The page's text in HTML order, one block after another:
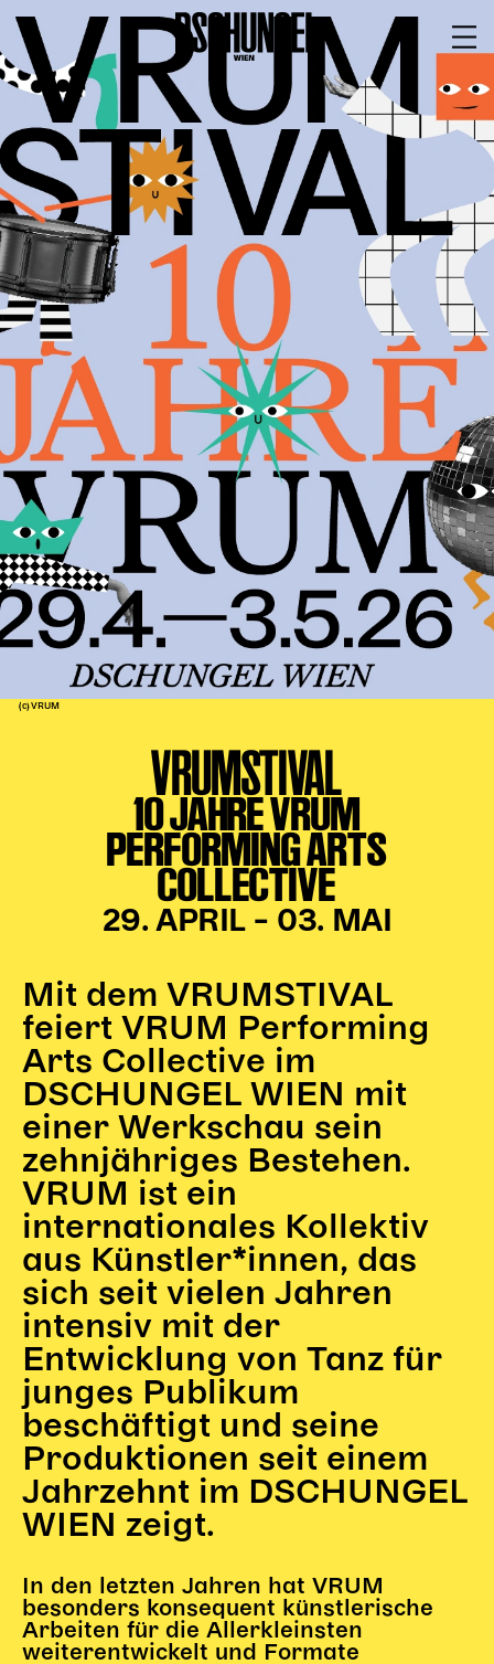
BARRIEREFREI
PROGRAMM
Spielplan
Vorstellungen
Festivals
Wild & Schön Festival
Gastspiele
Extras
Available for Touring
Archiv
MITSPIELEN
Macht Wahn Sinn
Kinder Kunst
Workshops
Abenteuernacht
Kinder-Redaktion
Junge Kunst
Next Generation
MAGMA 25/26
Dramaturgie + Stadt
Theaterwerkstätten
PÄDAGOGIK
Rund um den Vorstellungsbesuch
Begleitmaterial
TheaterPaket
Partnerklasse + Partnerschule
Schulabenteuernacht
Probenklasse
Theaterklasse
Vorstellungen für pädagogische Institutionen
Angebote für Pädagog*innen
PädagogikClub
Sommerfest
Open House
Newsletter für pädagogische Institutionen
DIGITALE BÜHNE
Gl!tch4
Wem gehört die Bühne?
HAUS
(c) VRUM
VRUMSTIVAL
10 JAHRE VRUM
PERFORMING ARTS
COLLECTIVE
29. APRIL – 03. MAI
Mit dem VRUMSTIVAL
feiert VRUM Performing
Arts Collective im
DSCHUNGEL WIEN mit
einer Werkschau sein
zehnjähriges Bestehen.
VRUM ist ein
internationales Kollektiv
aus Künstler*innen, das
sich seit vielen Jahren
intensiv mit der
Entwicklung von Tanz für
junges Publikum
beschäftigt und seine
Produktionen seit einem
Jahrzehnt im DSCHUNGEL
WIEN zeigt.
In den letzten Jahren hat VRUM
besonders konsequent künstlerische
Arbeiten für die Allerkleinsten
weiterentwickelt und Formate